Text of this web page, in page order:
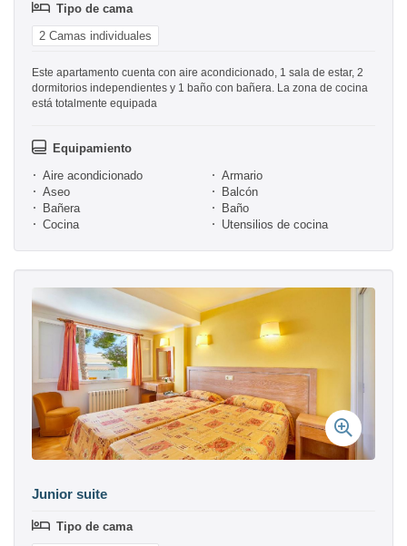
Tipo de cama
2 Camas individuales
Este apartamento cuenta con aire acondicionado, 1 sala de estar, 2
dormitorios independientes y 1 baño con bañera. La zona de cocina
está totalmente equipada
Equipamiento
Aire acondicionado
Armario
Aseo
Balcón
Bañera
Baño
Cocina
Utensilios de cocina
Junior suite
Tipo de cama